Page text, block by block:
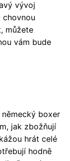
vývoj
chovnou
můžete
vám bude
boxer
jak zbožňují
hrát celé
hodně